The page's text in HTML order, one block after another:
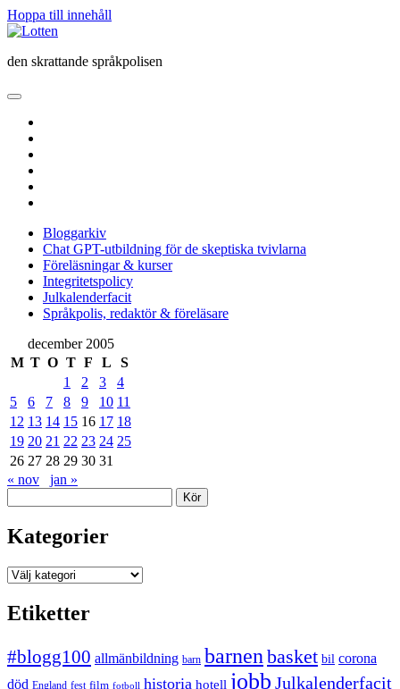
Hoppa till innehåll
Lotten
den skrattande språkpolisen
öppna
meny
Bloggarkiv
Chat GPT-utbildning för de skeptiska tvivlarna
Föreläsningar & kurser
Integritetspolicy
Julkalenderfacit
Språkpolis, redaktör & föreläsare
Sidopanel
december 2005
M T O T F L
S
1
2 3
4
5
6 7 8 9 10 11
12 13 14 15 16 17 18
19 20 21 22 23 24 25
26 27 28 29 30 31
« nov
jan »
Kategorier
Kategorier
Etiketter
#blogg100 allmänbildning barn barnen basket bil corona
död England fest film fotboll historia hotell jobb Julkalenderfacit